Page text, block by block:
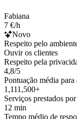
Fabiana
7 €/h
Novo
Respeito pelo
Ouvir os clientes
Respeito pela
4,8/5
Pontuação média
1,111,500+
Serviços prestados
12 min
Tempo médio de